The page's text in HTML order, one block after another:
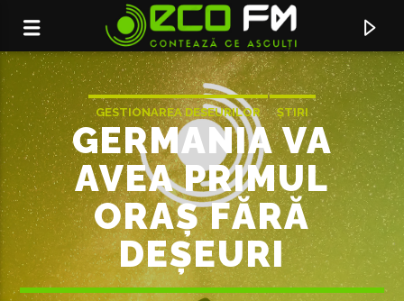
GESTIONAREA DESEURILOR ȘTIRI
ȘTIRI INTERNAȚIONALE
GERMANIA VA
AVEA PRIMUL
ORAȘ FĂRĂ
DEȘEURI